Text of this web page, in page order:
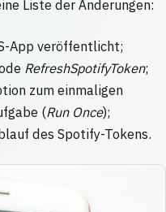
Liste der Änderungen:
App veröffentlicht;
RefreshSpotifyToken;
zum einmaligen
(Run Once);
des Spotify-Tokens.